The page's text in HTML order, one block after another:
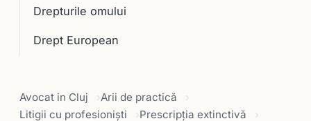
Drepturile omului
Drept European
Avocat in Cluj
Arii de practică
Litigii cu profesioniști
Prescripţia extinctivă